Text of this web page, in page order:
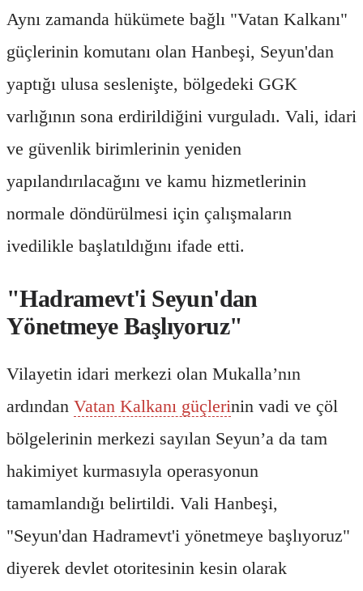
Aynı zamanda hükümete bağlı "Vatan Kalkanı"
güçlerinin komutanı olan Hanbeşi, Seyun'dan
yaptığı ulusa seslenişte, bölgedeki GGK
varlığının sona erdirildiğini vurguladı. Vali, idari
ve güvenlik birimlerinin yeniden
yapılandırılacağını ve kamu hizmetlerinin
normale döndürülmesi için çalışmaların
ivedilikle başlatıldığını ifade etti.
"Hadramevt'i Seyun'dan
Yönetmeye Başlıyoruz"
Vilayetin idari merkezi olan Mukalla’nın
ardından Vatan Kalkanı güçlerinin vadi ve çöl
bölgelerinin merkezi sayılan Seyun’a da tam
hakimiyet kurmasıyla operasyonun
tamamlandığı belirtildi. Vali Hanbeşi,
"Seyun'dan Hadramevt'i yönetmeye başlıyoruz"
diyerek devlet otoritesinin kesin olarak